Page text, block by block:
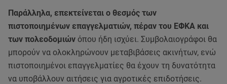
Παράλληλα, επεκτείνεται ο θεσμός των
πιστοποιημένων επαγγελματιών, πέραν του ΕΦΚΑ και
των πολεοδομιών όπου ήδη ισχύει. Συμβολαιογράφοι θα
μπορούν να ολοκληρώνουν μεταβιβάσεις ακινήτων, ενώ
πιστοποιημένοι επαγγελματίες θα έχουν τη δυνατότητα
να υποβάλλουν αιτήσεις για αγροτικές επιδοτήσεις.